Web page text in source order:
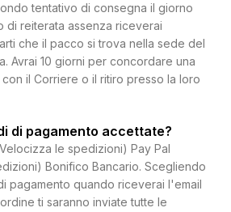
tentativo di consegna il giorno
di reiterata assenza riceverai
che il pacco si trova nella sede del
Avrai 10 giorni per concordare una
il Corriere o il ritiro presso la loro
di pagamento accettate?
le spedizioni) Pay Pal
Bonifico Bancario. Scegliendo
pagamento quando riceverai l'email
ti saranno inviate tutte le